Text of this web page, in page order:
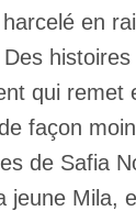
en
histoires
qui remet
façon
de Safia
jeune Mila,